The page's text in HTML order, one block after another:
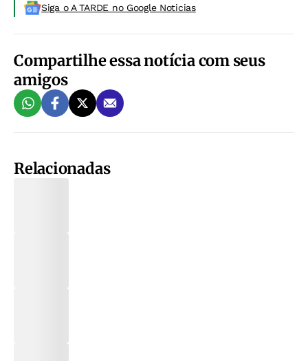
Siga o A TARDE no Google Noticias
Compartilhe essa notícia com seus
amigos
Relacionadas